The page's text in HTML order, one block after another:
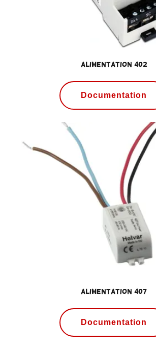
Alimentation 402
Documentation
Alimentation 407
Documentation